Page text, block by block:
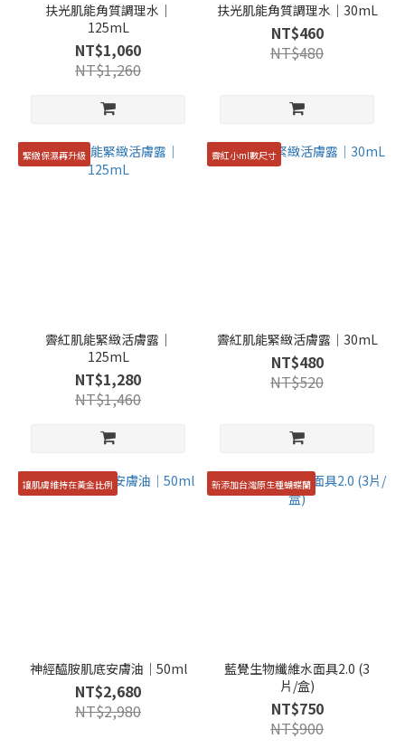
扶光肌能角質調理水｜
125mL
NT$1,060
NT$1,260
扶光肌能角質調理水｜30mL
NT$460
NT$480
緊緻保濕再升級
霽紅肌能緊緻活膚露｜
125mL
NT$1,280
NT$1,460
霽紅小ml數尺寸
霽紅肌能緊緻活膚露｜30mL
NT$480
NT$520
讓肌膚維持在黃金比例
神經醯胺肌底安膚油｜50ml
NT$2,680
NT$2,980
新添加台灣原生種蝴蝶蘭
藍覺生物纖維水面具2.0 (3
片/盒)
NT$750
NT$900